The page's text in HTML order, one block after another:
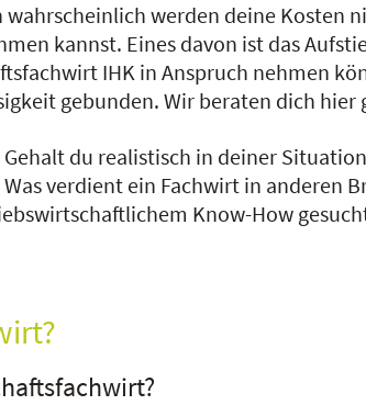
werden deine Kosten
kannst. Eines davon ist das
IHK in Anspruch nehmen
gebunden. Wir beraten dich hier
du realistisch in deiner
verdient ein Fachwirt in anderen
Know-How